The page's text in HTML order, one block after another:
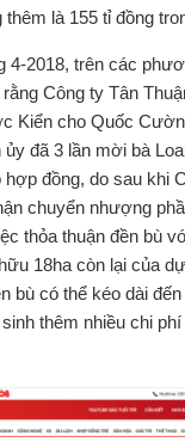
là 155 tỉ đồng
4-2018, trên các
Công ty Tân
Kiển cho Quốc
ủy đã 3 lần mời bà
hợp đồng, do sau khi
chuyển nhượng
thỏa thuận đền bù
18ha còn lại của
bù có thể kéo dài
thêm nhiều chi